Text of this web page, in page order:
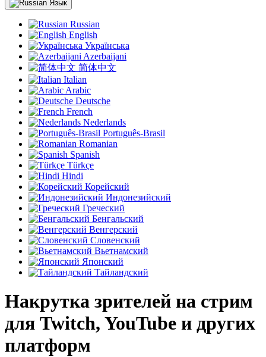
Язык
Russian
English
Українська
Azerbaijani
简体中文
Italian
Arabic
Deutsche
French
Nederlands
Português-Brasil
Romanian
Spanish
Türkçe
Hindi
Корейский
Индонезийский
Греческий
Бенгальский
Венгерский
Словенский
Вьетнамский
Японский
Тайландский
Накрутка зрителей на стрим
для Twitch, YouTube и других
платформ